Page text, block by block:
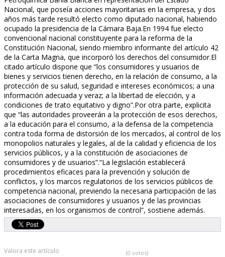
Nacional, que poseía acciones mayoritarias en la empresa, y dos
años más tarde resultó electo como diputado nacional, habiendo
ocupado la presidencia de la Cámara Baja.En 1994 fue electo
convencional nacional constituyente para la reforma de la
Constitución Nacional, siendo miembro informante del artículo 42
de la Carta Magna, que incorporó los derechos del consumidor.El
citado artículo dispone que “los consumidores y usuarios de
bienes y servicios tienen derecho, en la relación de consumo, a la
protección de su salud, seguridad e intereses económicos; a una
información adecuada y veraz; a la libertad de elección, y a
condiciones de trato equitativo y digno”.Por otra parte, explicita
que “las autoridades proveerán a la protección de esos derechos,
a la educación para el consumo, a la defensa de la competencia
contra toda forma de distorsión de los mercados, al control de los
monopolios naturales y legales, al de la calidad y eficiencia de los
servicios públicos, y a la constitución de asociaciones de
consumidores y de usuarios”.“La legislación establecerá
procedimientos eficaces para la prevención y solución de
conflictos, y los marcos regulatorios de los servicios públicos de
competencia nacional, previendo la necesaria participación de las
asociaciones de consumidores y usuarios y de las provincias
interesadas, en los organismos de control”, sostiene además.
Valora este artículo (0 votos)